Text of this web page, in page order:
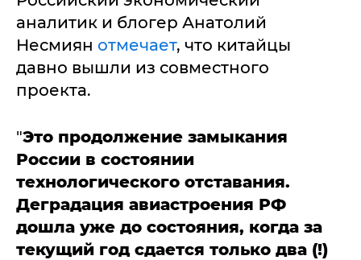
аналитик и блогер Анатолий
Несмиян отмечает, что китайцы
давно вышли из совместного
проекта.
"Это продолжение замыкания
России в состоянии
технологического отставания.
Деградация авиастроения РФ
дошла уже до состояния, когда за
текущий год сдается только два (!)